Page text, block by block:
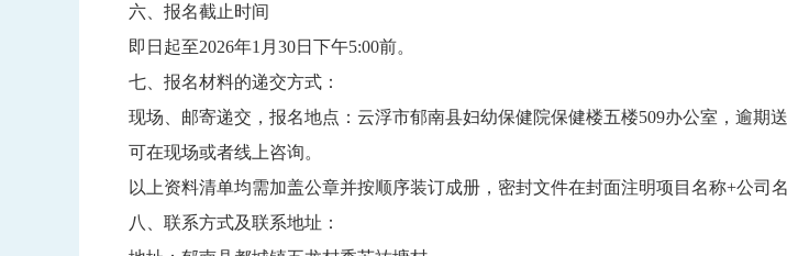
六、报名截止时间
即日起至2026年1月30日下午5:00前。
七、报名材料的递交方式：
现场、邮寄递交，报名地点：云浮市郁南县妇幼保健院保健楼五楼509办公室，逾
可在现场或者线上咨询。
以上资料清单均需加盖公章并按顺序装订成册，密封文件在封面注明项目名称+公司
八、联系方式及联系地址：